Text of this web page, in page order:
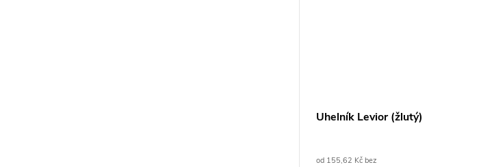
Uhelník Levior (žlutý)
od 155,62 Kč bez